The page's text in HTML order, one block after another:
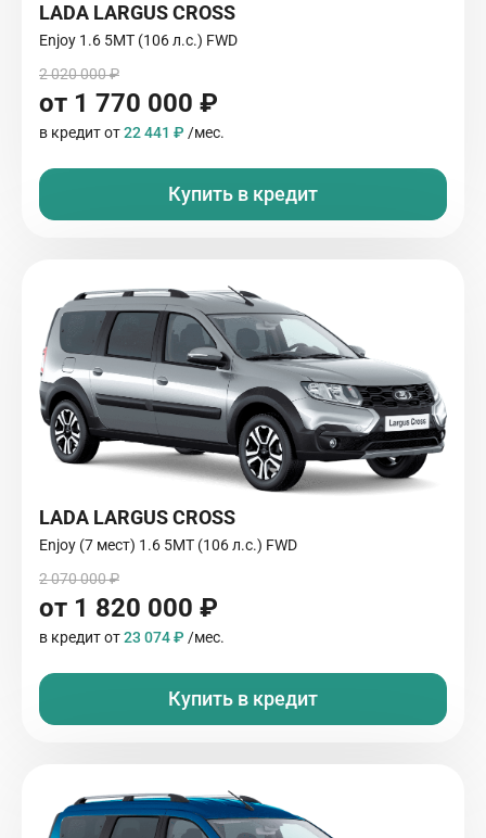
LADA LARGUS CROSS
Enjoy 1.6 5MT (106 л.с.) FWD
2 020 000 ₽
от 1 770 000 ₽
в кредит от22 441 ₽ /мес.
Купить в кредит
LADA LARGUS CROSS
Enjoy (7 мест) 1.6 5MT (106 л.с.) FWD
2 070 000 ₽
от 1 820 000 ₽
в кредит от23 074 ₽ /мес.
Купить в кредит